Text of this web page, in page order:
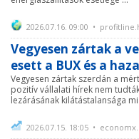
2026.07.16. 09:00 •
Vegyesen zártak a
esett a BUX és a
Vegyesen zártak szerdán a
pozitív vállalati hírek nem
lezárásának kilátástalansága
2026.07.15. 18:05 •